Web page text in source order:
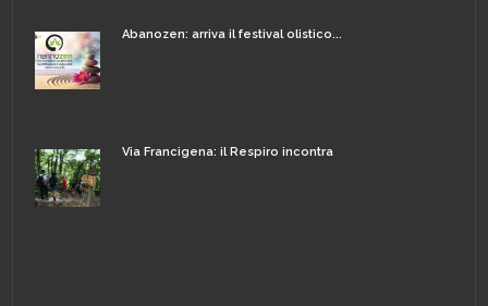
Abanozen: arriva il festival olistico...
Via Francigena: il Respiro incontra